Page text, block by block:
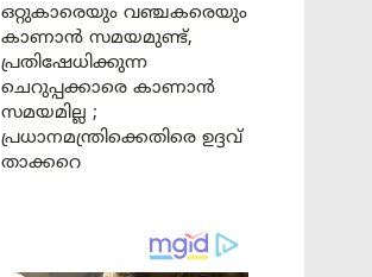
ഒറ്റുകാരെയും വഞ്ചകരെയും
കാണാൻ സമയമുണ്ട്,
പ്രതിഷേധിക്കുന്ന
ചെറുപ്പക്കാരെ കാണാൻ
സമയമില്ല ;
പ്രധാനമന്ത്രിക്കെതിരെ ഉദ്ദവ്
താക്കറെ